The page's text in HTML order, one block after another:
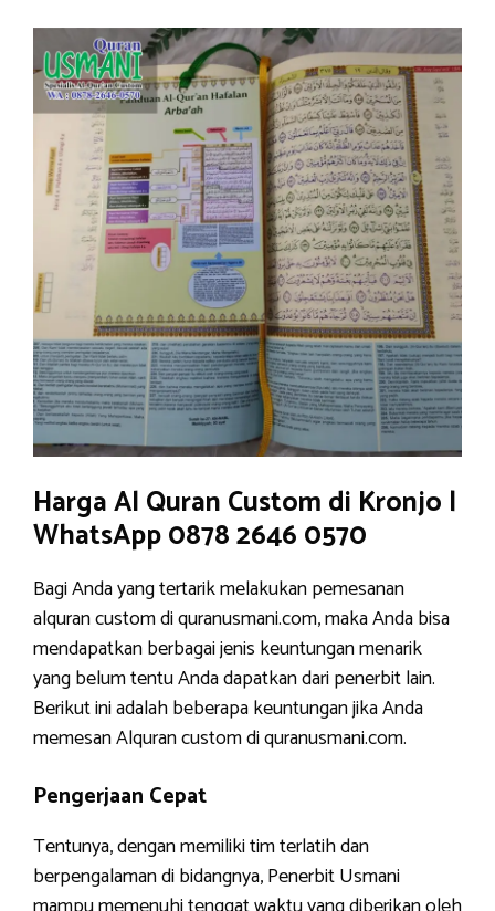
Harga Al Quran Custom di Kronjo |
WhatsApp 0878 2646 0570
Bagi Anda yang tertarik melakukan pemesanan
alquran custom di quranusmani.com, maka Anda bisa
mendapatkan berbagai jenis keuntungan menarik
yang belum tentu Anda dapatkan dari penerbit lain.
Berikut ini adalah beberapa keuntungan jika Anda
memesan Alquran custom di quranusmani.com.
Pengerjaan Cepat
Tentunya, dengan memiliki tim terlatih dan
berpengalaman di bidangnya, Penerbit Usmani